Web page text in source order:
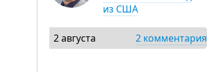
из США
2 августа 2 комментария